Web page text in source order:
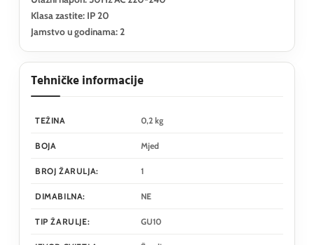
Klasa zastite: IP 20
Jamstvo u godinama: 2
Tehničke informacije
TEŽINA 0,2 kg
BOJA Mjed
BROJ ŽARULJA: 1
DIMABILNA: NE
TIP ŽARULJE: GU10